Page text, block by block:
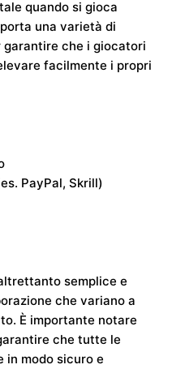
quando si gioca
una varietà di
garantire che i giocatori
facilmente i propri
PayPal, Skrill)
semplice e
che variano a
È importante notare
che tutte le
modo sicuro e